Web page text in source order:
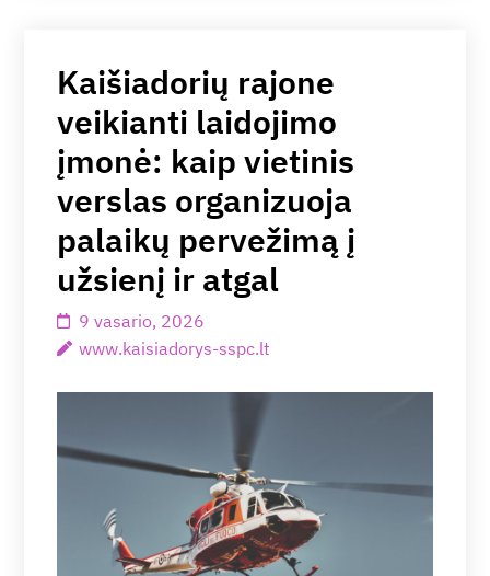
Kaišiadorių rajone
veikianti laidojimo
įmonė: kaip vietinis
verslas organizuoja
palaikų pervežimą į
užsienį ir atgal
9 vasario, 2026
www.kaisiadorys-sspc.lt